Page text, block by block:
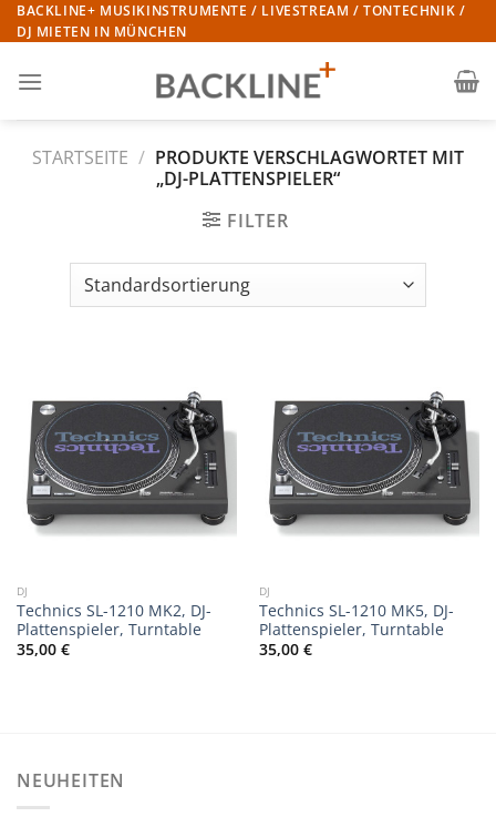
Zum
Inhalt
BACKLINE+ MUSIKINSTRUMENTE / LIVESTREAM / TONTECHNIK /
DJ MIETEN IN MÜNCHEN
STARTSEITE / PRODUKTE VERSCHLAGWORTET MIT
„DJ-PLATTENSPIELER“
FILTER
DJ
Technics SL-1210 MK2, DJ-
Plattenspieler, Turntable
35,00 €
DJ
Technics SL-1210 MK5, DJ-
Plattenspieler, Turntable
35,00 €
NEUHEITEN